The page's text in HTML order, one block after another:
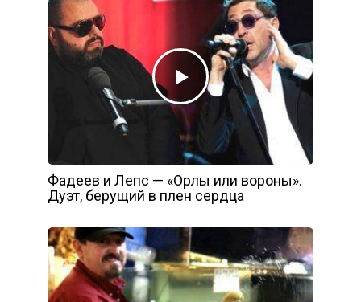
Фадеев и Лепс — «Орлы или вороны».
Дуэт, берущий в плен сердца